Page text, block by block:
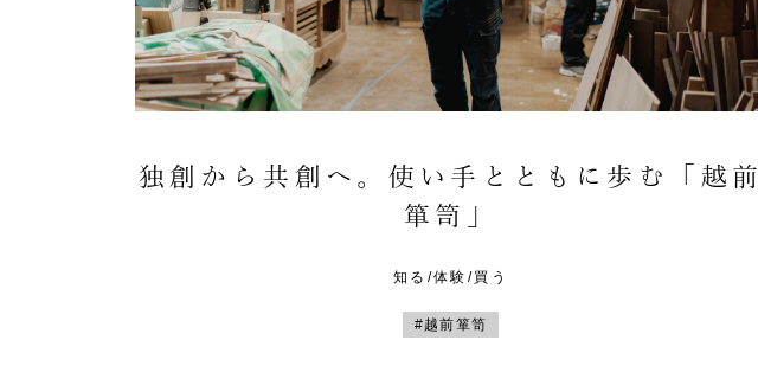
独創から共創へ。使い手とともに歩む「越前
箪笥」
知る/体験/買う
#越前箪笥